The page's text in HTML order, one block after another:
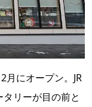
月にオープン。JR
リーが目の前と